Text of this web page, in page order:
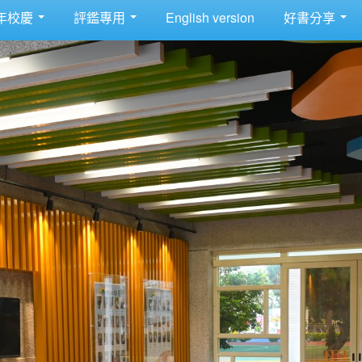
校慶 評鑑專用 English version 好書分享